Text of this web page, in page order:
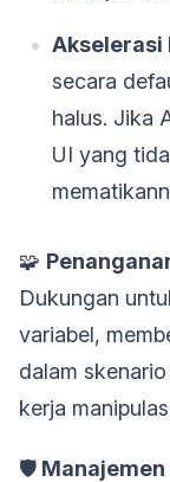
Akselerasi
secara
halus. Jika
UI yang
🧩
Dukungan
variabel,
dalam
kerja
🛡️